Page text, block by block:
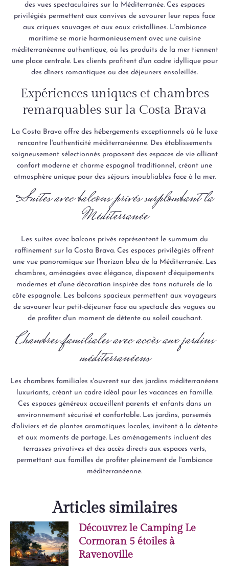
Articles similaires
Découvrez le Camping Le
Cormoran 5 étoiles à
Ravenoville
des vues spectaculaires sur la Méditerranée. Ces espaces
privilégiés permettent aux convives de savourer leur repas face
aux criques sauvages et aux eaux cristallines. L'ambiance
maritime se marie harmonieusement avec une cuisine
méditerranéenne authentique, où les produits de la mer tiennent
une place centrale. Les clients profitent d'un cadre idyllique pour
des dîners romantiques ou des déjeuners ensoleillés.
Expériences uniques et chambres
remarquables sur la Costa Brava
La Costa Brava offre des hébergements exceptionnels où le luxe
rencontre l'authenticité méditerranéenne. Des établissements
soigneusement sélectionnés proposent des espaces de vie alliant
confort moderne et charme espagnol traditionnel, créant une
atmosphère unique pour des séjours inoubliables face à la mer.
Suites avec balcons privés surplombant la
Méditerranée
Les suites avec balcons privés représentent le summum du
raffinement sur la Costa Brava. Ces espaces privilégiés offrent
une vue panoramique sur l'horizon bleu de la Méditerranée. Les
chambres, aménagées avec élégance, disposent d'équipements
modernes et d'une décoration inspirée des tons naturels de la
côte espagnole. Les balcons spacieux permettent aux voyageurs
de savourer leur petit-déjeuner face au spectacle des vagues ou
de profiter d'un moment de détente au soleil couchant.
Chambres familiales avec accès aux jardins
méditerranéens
Les chambres familiales s'ouvrent sur des jardins méditerranéens
luxuriants, créant un cadre idéal pour les vacances en famille.
Ces espaces généreux accueillent parents et enfants dans un
environnement sécurisé et confortable. Les jardins, parsemés
d'oliviers et de plantes aromatiques locales, invitent à la détente
et aux moments de partage. Les aménagements incluent des
terrasses privatives et des accès directs aux espaces verts,
permettant aux familles de profiter pleinement de l'ambiance
méditerranéenne.